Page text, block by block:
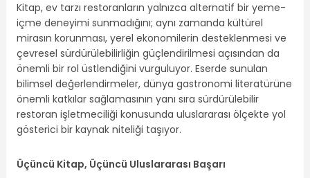
Kitap, ev tarzı restoranların yalnızca alternatif bir yeme-
içme deneyimi sunmadığını; aynı zamanda kültürel
mirasın korunması, yerel ekonomilerin desteklenmesi ve
çevresel sürdürülebilirliğin güçlendirilmesi açısından da
önemli bir rol üstlendiğini vurguluyor. Eserde sunulan
bilimsel değerlendirmeler, dünya gastronomi literatürüne
önemli katkılar sağlamasının yanı sıra sürdürülebilir
restoran işletmeciliği konusunda uluslararası ölçekte yol
gösterici bir kaynak niteliği taşıyor.
Üçüncü Kitap, Üçüncü Uluslararası Başarı